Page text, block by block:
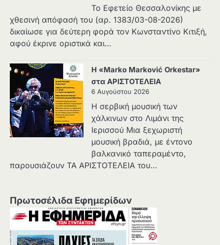
Το Εφετείο Θεσσαλονίκης με
χθεσινή απόφασή του (αρ. 1383/03-08-2026)
δικαίωσε για δεύτερη φορά τον Κωνσταντίνο Κιτιξή,
αφού έκρινε οριστικά και…
Η «Marko Marković Orkestar»
στα ΑΡΙΣΤΟΤΕΛΕΙΑ
6 Αυγούστου 2026
Η σερβική μουσική των
χάλκινων στο Λιμάνι της
Ιερισσού Μια ξεχωριστή
μουσική βραδιά, με έντονο
βαλκανικό ταπεραμέντο,
παρουσιάζουν ΤΑ ΑΡΙΣΤΟΤΕΛΕΙΑ του…
Πρωτοσέλιδα Εφημερίδων